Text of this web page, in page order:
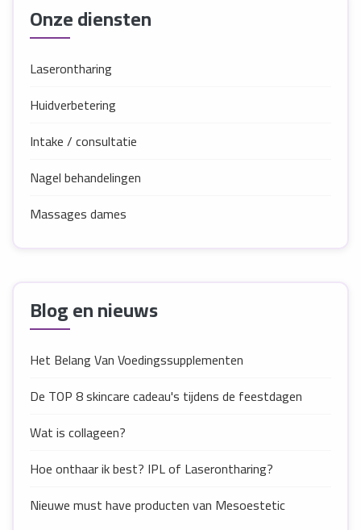
Onze diensten
Laserontharing
Huidverbetering
Intake / consultatie
Nagel behandelingen
Massages dames
Blog en nieuws
Het Belang Van Voedingssupplementen
De TOP 8 skincare cadeau's tijdens de feestdagen
Wat is collageen?
Hoe onthaar ik best? IPL of Laserontharing?
Nieuwe must have producten van Mesoestetic